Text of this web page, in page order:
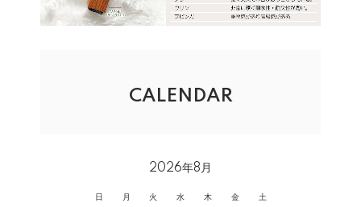
CALENDAR
2026年8月
日 月 火 水 木 金 土